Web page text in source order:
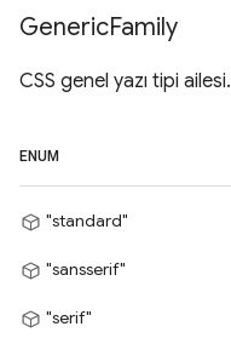
GenericFamily
CSS genel yazı tipi ailesi.
ENUM
"standard"
"sansserif"
"serif"